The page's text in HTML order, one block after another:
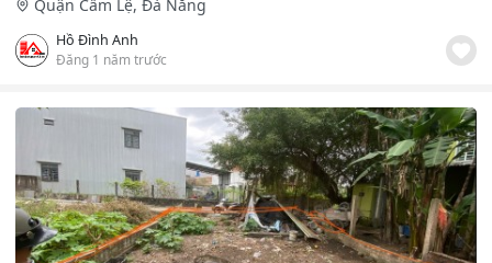
Quận Cẩm Lệ, Đà Nẵng
Hồ Đình Anh
Đăng 1 năm trước